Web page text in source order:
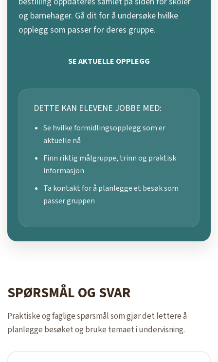
og barnehager. Gå dit for å undersøke hvilke
opplegg som passer for deres gruppe.
SE AKTUELLE OPPLEGG
DETTE KAN ELEVENE JOBBE MED:
Se hvilke formidlingsopplegg som er
aktuelle nå
Finn riktig målgruppe, trinn og praktisk
informasjon
Ta kontakt for å planlegge et besøk som
passer gruppen
SPØRSMÅL OG SVAR
Praktiske og faglige spørsmål som gjør det lettere å
planlegge besøket og bruke temaet i undervisning.